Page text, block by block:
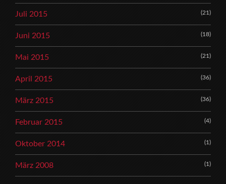
Juli 2015 (21)
Juni 2015 (18)
Mai 2015 (21)
April 2015 (36)
März 2015 (36)
Februar 2015 (4)
Oktober 2014 (1)
März 2008 (1)